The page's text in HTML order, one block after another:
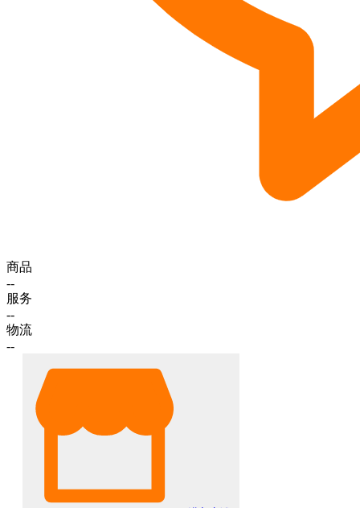
商品
--
服务
--
物流
--